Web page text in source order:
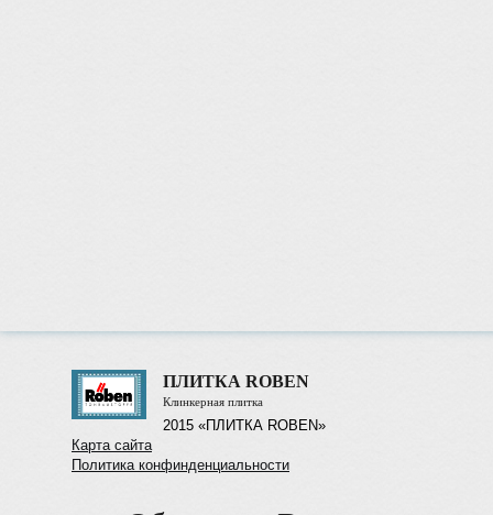
ПЛИТКА ROBEN
Клинкерная плитка
2015 «ПЛИТКА ROBEN»
Карта сайта
Политика конфинденциальности